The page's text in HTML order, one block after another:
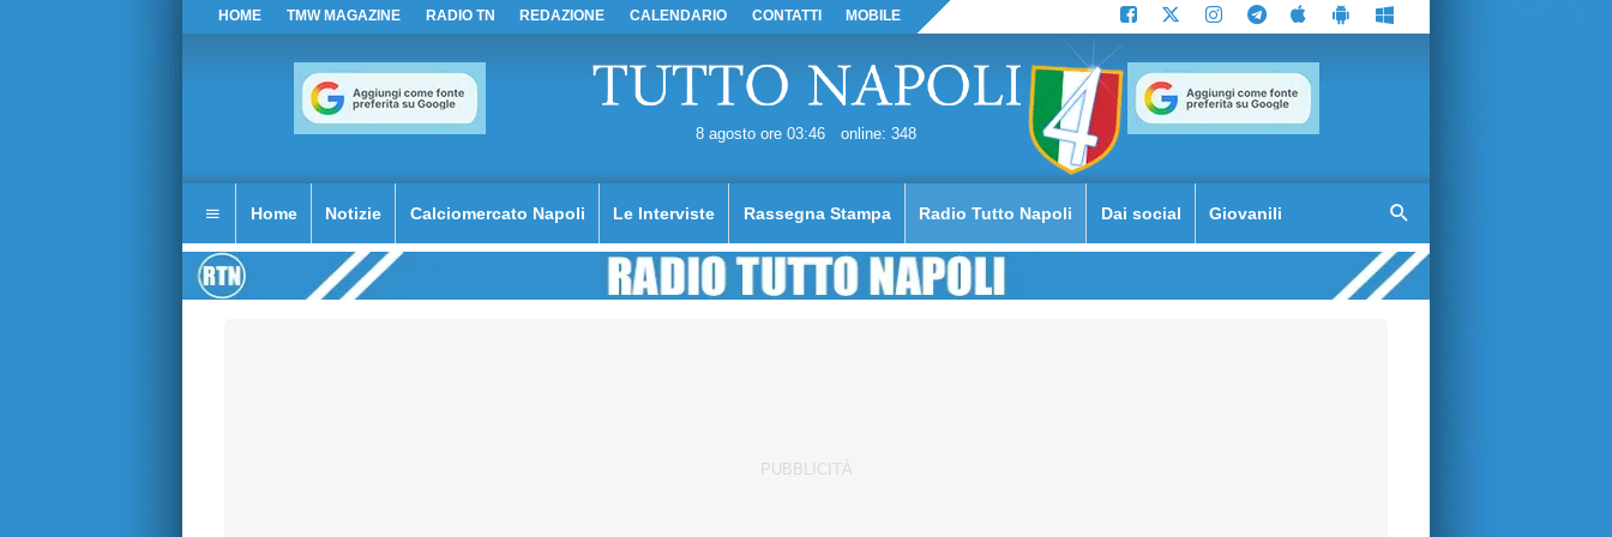
HOME TMW MAGAZINE RADIO TN REDAZIONE CALENDARIO CONTATTI MOBILE
8 agosto ore 03:46 online: 348
Home Notizie Calciomercato Napoli Le Interviste Rassegna Stampa Radio Tutto Napoli Dai social Giovanili